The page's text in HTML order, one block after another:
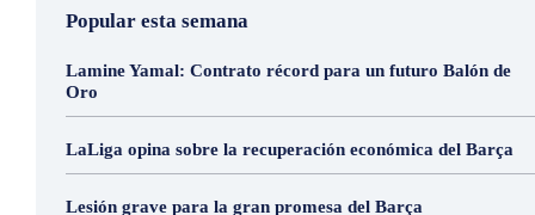
Popular esta semana
Lamine Yamal: Contrato récord para un futuro Balón de
Oro
LaLiga opina sobre la recuperación económica del Barça
Lesión grave para la gran promesa del Barça